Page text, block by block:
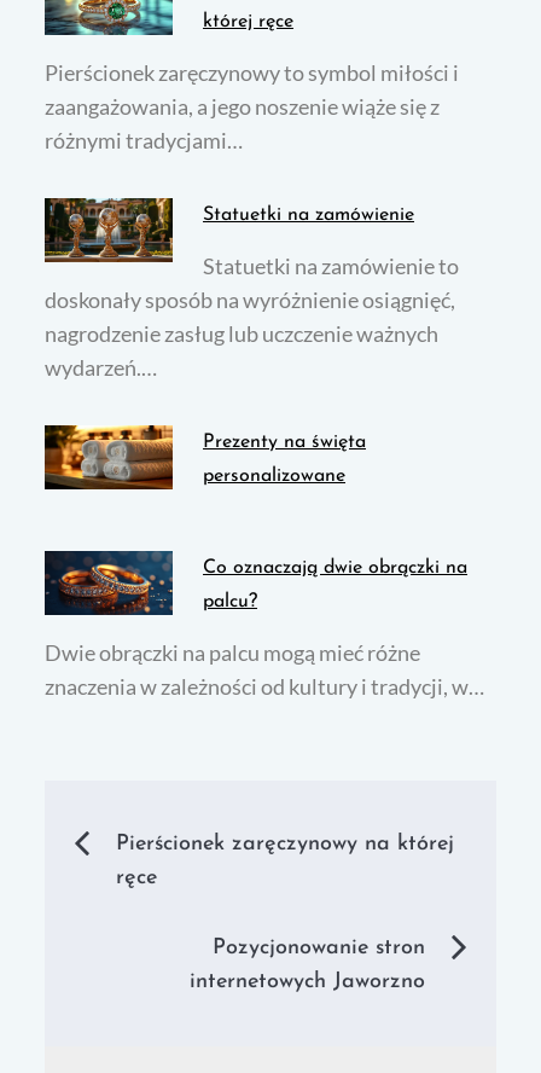
której ręce
Pierścionek zaręczynowy to symbol miłości i
zaangażowania, a jego noszenie wiąże się z
różnymi tradycjami…
Statuetki na zamówienie
Statuetki na zamówienie to
doskonały sposób na wyróżnienie osiągnięć,
nagrodzenie zasług lub uczczenie ważnych
wydarzeń.…
Prezenty na święta
personalizowane
Co oznaczają dwie obrączki na
palcu?
Dwie obrączki na palcu mogą mieć różne
znaczenia w zależności od kultury i tradycji, w…
Nawigacja
Pierścionek zaręczynowy na której
ręce
Pozycjonowanie stron
internetowych Jaworzno